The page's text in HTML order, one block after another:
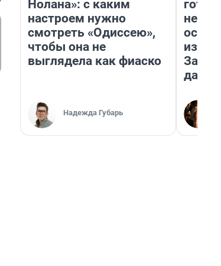
Нолана»: с каким
настроем нужно
смотреть «Одиссею»,
чтобы она не
выглядела как фиаско
Надежда Губарь
дачу